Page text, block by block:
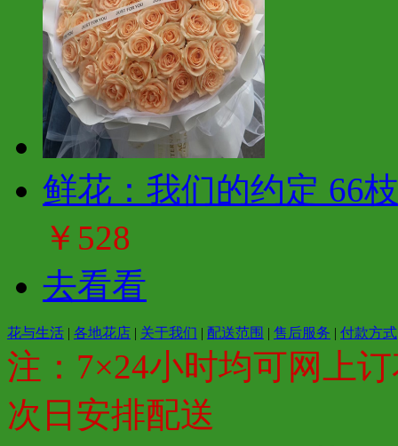
鲜花：我们的约定 66
￥528
去看看
花与生活 | 各地花店 | 关于我们 | 配送范围 | 售后服务 | 付款方式
注：7×24小时均可网上
次日安排配送